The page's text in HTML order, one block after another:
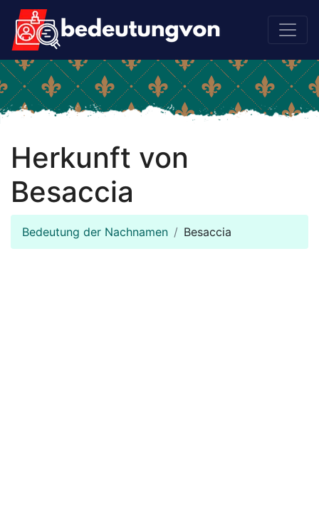
Herkunft von
Besaccia
Bedeutung der Nachnamen Besaccia